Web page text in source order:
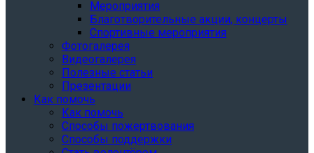
Мероприятия
Благотворительные акции, концерты
Спортивные мероприятия
Фотогалерея
Видеогалерея
Полезные статьи
Презентации
Как помочь
Как помочь
Способы пожертвования
Способы поддержки